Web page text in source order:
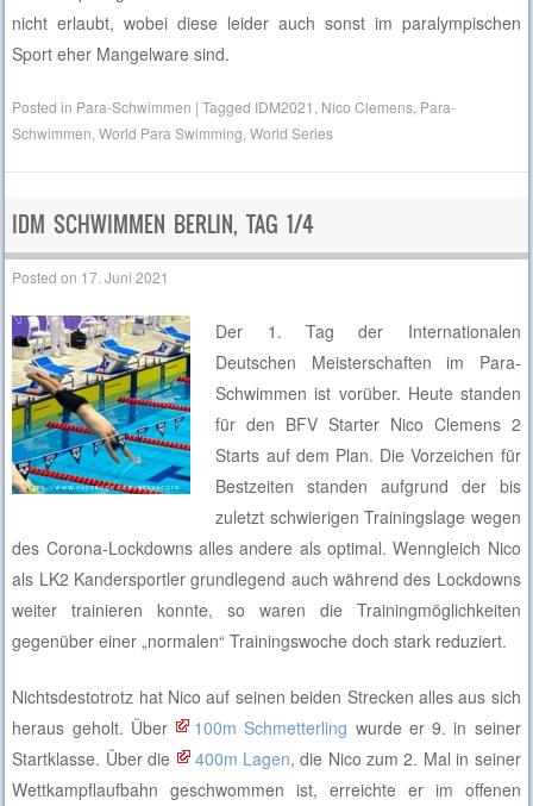
nicht erlaubt, wobei diese leider auch sonst im paralympischen
Sport eher Mangelware sind.
Posted in Para-Schwimmen |Tagged IDM2021 Nico Clemens Para-
Schwimmen ,World Para Swimming ,World Series
IDM SCHWIMMEN BERLIN, TAG 1/4
Posted on 17. Juni 2021
Der 1. Tag der Internationalen
Deutschen Meisterschaften im Para-
Schwimmen ist vorüber. Heute standen
für den BFV Starter Nico Clemens 2
Starts auf dem Plan. Die Vorzeichen für
Bestzeiten standen aufgrund der bis
zuletzt schwierigen Trainingslage wegen
des Corona-Lockdowns alles andere als optimal. Wenngleich Nico
als LK2 Kandersportler grundlegend auch während des Lockdowns
weiter trainieren konnte, so waren die Trainingmöglichkeiten
gegenüber einer „normalen“ Trainingswoche doch stark reduziert.
Nichtsdestotrotz hat Nico auf seinen beiden Strecken alles aus sich
heraus geholt. Über
100m Schmetterling wurde er 9. in seiner
Startklasse. Über die
400m Lagen, die Nico zum 2. Mal in seiner
Wettkampflaufbahn geschwommen ist, erreichte er im offenen